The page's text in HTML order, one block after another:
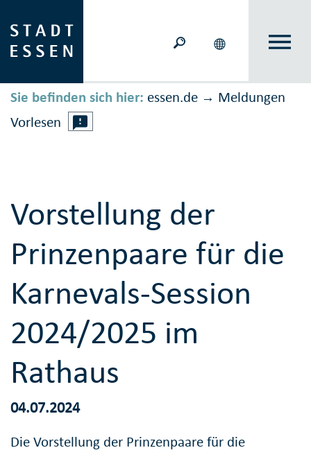
Sie befinden sich hier: essen.de → Meldungen
Vorlesen
Vorstellung der
Prinzenpaare für die
Karnevals-Session
2024/2025 im
Rathaus
04.07.2024
Die Vorstellung der Prinzenpaare für die